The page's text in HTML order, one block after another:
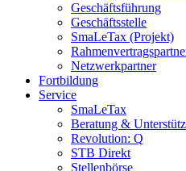
Geschäftsführung
Geschäftsstelle
SmaLeTax (Projekt)
Netzwerkpartner
Fortbildung
Service
SmaLeTax
Beratung &
Revolution: Q
STB Direkt
Stellenbörse